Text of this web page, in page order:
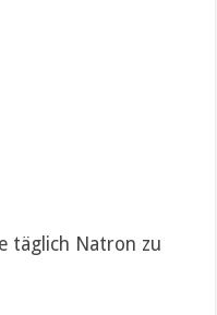
täglich Natron zu